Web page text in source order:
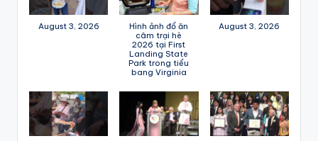
August 3, 2026
Hình ảnh đổ ăn
câm trại hè
2026 tại First
Landing State
Park trong tiểu
bang Virginia
August 3, 2026